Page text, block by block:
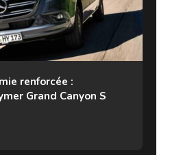
renforcée :
Grand Canyon S